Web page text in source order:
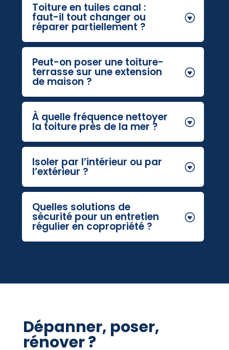
Toiture en tuiles canal :
faut-il tout changer ou
réparer partiellement ?
Peut-on poser une toiture-
terrasse sur une extension
de maison ?
À quelle fréquence nettoyer
la toiture près de la mer ?
Isoler par l’intérieur ou par
l’extérieur ?
Quelles solutions de
sécurité pour un entretien
régulier en copropriété ?
Dépanner, poser,
rénover ?